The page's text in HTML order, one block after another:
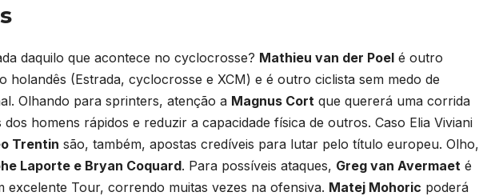
daquilo que acontece no cyclocrosse? Mathieu van der Poel é outro
holandês (Estrada, cyclocrosse e XCM) e é outro ciclista sem medo de
Olhando para sprinters, atenção a Magnus Cort que quererá uma corrida
homens rápidos e reduzir a capacidade física de outros. Caso Elia Viviani
Trentin são, também, apostas credíveis para lutar pelo título europeu. Olho,
Laporte e Bryan Coquard. Para possíveis ataques, Greg van Avermaet é
excelente Tour, correndo muitas vezes na ofensiva. Matej Mohoric poderá